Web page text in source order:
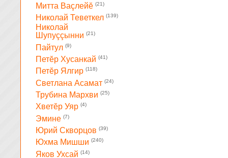
Митта Ваçлейĕ (21)
Николай Теветкел (139)
Николай
Шупуççынни (21)
Пайтул (9)
Петĕр Хусанкай (41)
Петĕр Ялгир (118)
Светлана Асамат (24)
Трубина Мархви (25)
Хветĕр Уяр (4)
Эмине (7)
Юрий Скворцов (39)
Юхма Мишши (240)
Яков Ухсай (14)